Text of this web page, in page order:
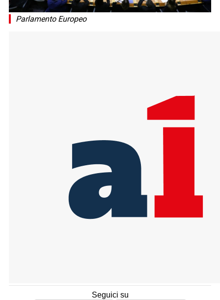
Parlamento Europeo
Seguici su